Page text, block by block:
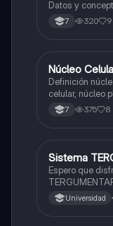
Datos y
7 320 9
Biologia
Núcleo
Definición núcleo Celular
celular, núcleo
Interfase
7 375 8
Biologia
Sistema
Espero que
Universidad